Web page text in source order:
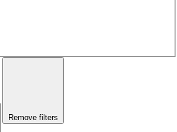
Remove filters